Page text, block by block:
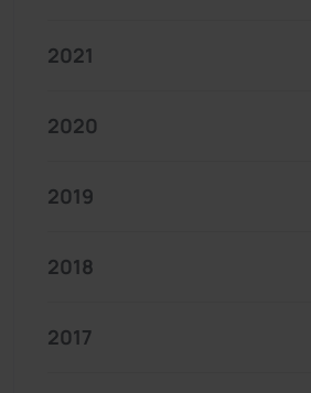
2021
2020
2019
2018
2017